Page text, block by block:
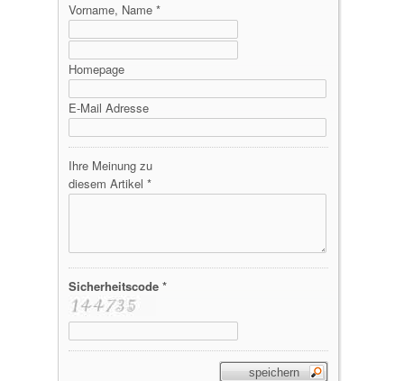
Vorname, Name *
Homepage
E-Mail Adresse
Ihre Meinung zu
diesem Artikel *
Sicherheitscode *